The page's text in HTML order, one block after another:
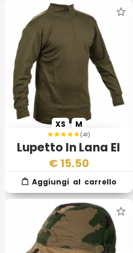
(41)
Lupetto In Lana EI
XS M
€ 15.50